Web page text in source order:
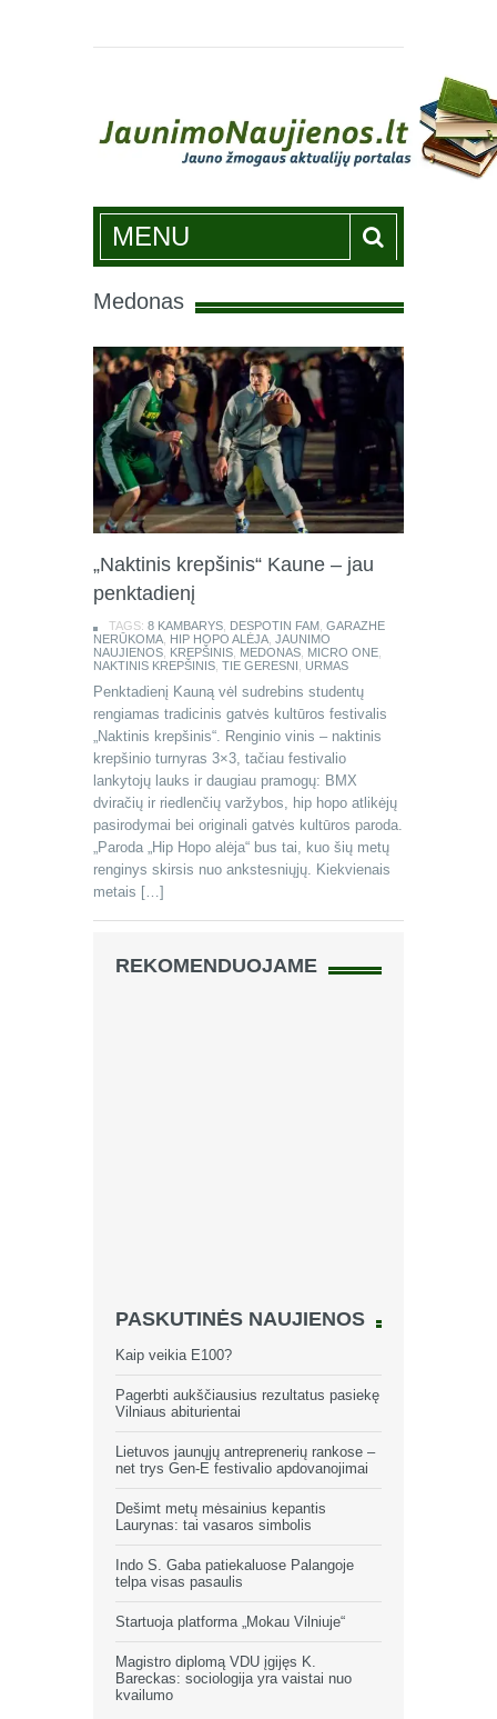
Jaunimonaujienos.lt
MENU
Medonas
„Naktinis krepšinis“ Kaune – jau
penktadienį
TAGS: 8 KAMBARYS DESPOTIN FAM GARAZHE
NERŪKOMA HIP HOPO ALĖJA JAUNIMO
NAUJIENOS KREPŠINIS MEDONAS MICRO ONE
NAKTINIS KREPŠINIS TIE GERESNI URMAS
Penktadienį Kauną vėl sudrebins studentų
rengiamas tradicinis gatvės kultūros festivalis
„Naktinis krepšinis“. Renginio vinis – naktinis
krepšinio turnyras 3×3, tačiau festivalio
lankytojų lauks ir daugiau pramogų: BMX
dviračių ir riedlenčių varžybos, hip hopo atlikėjų
pasirodymai bei originali gatvės kultūros paroda.
„Paroda „Hip Hopo alėja“ bus tai, kuo šių metų
renginys skirsis nuo ankstesniųjų. Kiekvienais
metais […]
REKOMENDUOJAME
PASKUTINĖS NAUJIENOS
Kaip veikia E100?
Pagerbti aukščiausius rezultatus pasiekę
Vilniaus abiturientai
Lietuvos jaunųjų antreprenerių rankose –
net trys Gen-E festivalio apdovanojimai
Dešimt metų mėsainius kepantis
Laurynas: tai vasaros simbolis
Indo S. Gaba patiekaluose Palangoje
telpa visas pasaulis
Startuoja platforma „Mokau Vilniuje“
Magistro diplomą VDU įgijęs K.
Bareckas: sociologija yra vaistai nuo
kvailumo